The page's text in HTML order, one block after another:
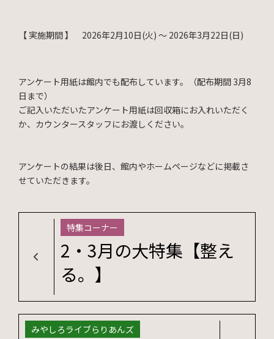
【 実施期間 】 2026年2月10日(火) 〜 2026年3月22日(日)
アンケート用紙は館内でも配布しています。（配布期間 3月8
日まで）
ご記入いただいたアンケート用紙は回収箱にお入れいただく
か、カウンタースタッフにお渡しください。
アンケートの結果は後日、館内やホームページなどに掲載さ
せていただきます。
特集コーナー
2・3月の大特集【整え
る。】
みやしろライブらりあんズ